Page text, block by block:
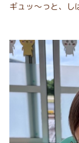
ギュッ～っと、